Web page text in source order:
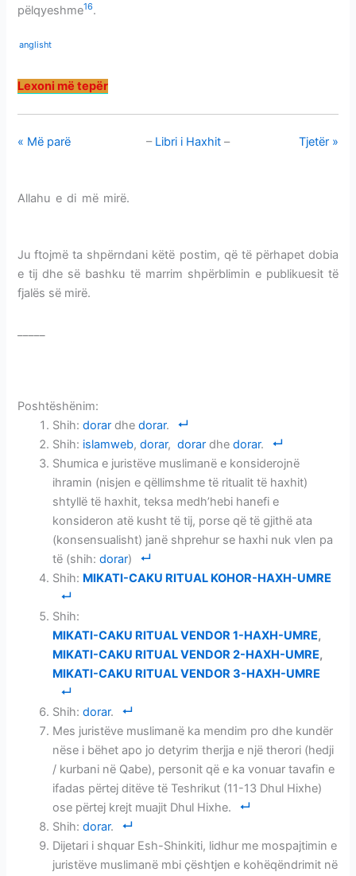
pëlqyeshme16.
anglisht
Lexoni më tepër
Tjetër »
– Libri i Haxhit –
« Më parë
Allahu e di më mirë.
Ju ftojmë ta shpërndani këtë postim, që të përhapet dobia
e tij dhe së bashku të marrim shpërblimin e publikuesit të
fjalës së mirë.
Poshtëshënim:
Shih:dorar dhedorar.
Shih: islamweb,dorar,dorar dhedorar.
Shumica e juristëve muslimanë e konsiderojnë
ihramin (nisjen e qëllimshme të ritualit të haxhit)
shtyllë të haxhit, teksa medh’hebi hanefi e
konsideron atë kusht të tij, porse që të gjithë ata
(konsensualisht) janë shprehur se haxhi nuk vlen pa
të (shih:dorar)
Shih: MIKATI-CAKU RITUAL KOHOR-HAXH-UMRE
Shih:
MIKATI-CAKU RITUAL VENDOR 1-HAXH-UMRE,
MIKATI-CAKU RITUAL VENDOR 2-HAXH-UMRE,
MIKATI-CAKU RITUAL VENDOR 3-HAXH-UMRE
Shih:dorar.
Mes juristëve muslimanë ka mendim pro dhe kundër
nëse i bëhet apo jo detyrim therjja e një therori (hedji
/ kurbani në Qabe), personit që e ka vonuar tavafin e
ifadas përtej ditëve të Teshrikut (11-13 Dhul Hixhe)
ose përtej krejt muajit Dhul Hixhe.
Shih:dorar.
Dijetari i shquar Esh-Shinkiti, lidhur me mospajtimin e
juristëve muslimanë mbi çështjen e kohëqëndrimit në